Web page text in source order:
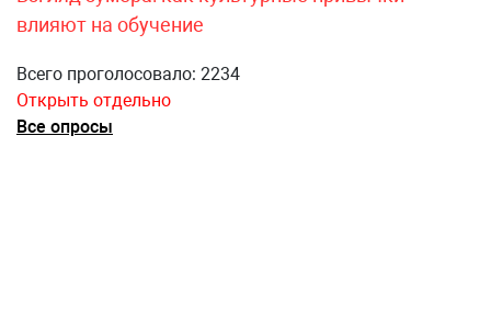
влияют на обучение
Всего проголосовало: 2234
Открыть отдельно
Все опросы